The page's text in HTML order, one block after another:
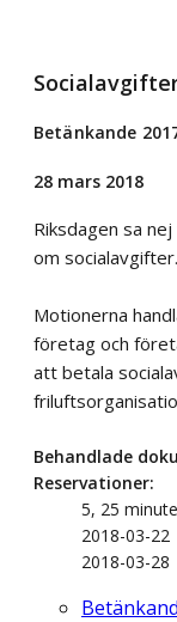
Betänkande
28 mars 2018
Riksdagen sa
om socialavgifter.
Motionerna
företag och
att betala
Behandlade
Reservationer
5, 25
2018-03-22
2018-03-28